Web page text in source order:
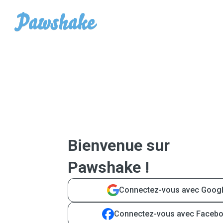
Bienvenue sur
Pawshake !
Connectez-vous avec
Connectez-vous avec